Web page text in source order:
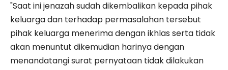
"Saat ini jenazah sudah dikembalikan kepada pihak
keluarga dan terhadap permasalahan tersebut
pihak keluarga menerima dengan ikhlas serta tidak
akan menuntut dikemudian harinya dengan
menandatangi surat pernyataan tidak dilakukan